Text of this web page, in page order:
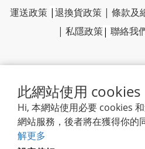
此網站使用 cookies
Hi, 本網站使用必要 cookies
網站服務，後者將在獲得你的
解更多
運送政策 |退換貨政策| 條款及
| 私隱政策| 聯絡我